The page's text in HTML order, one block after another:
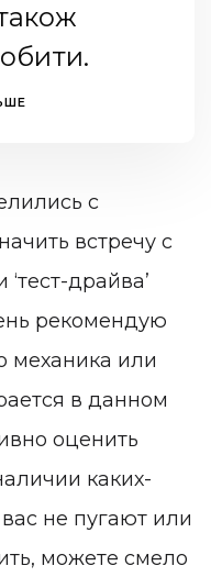
с
встречу с
драйва’
рекомендую
механика или
в данном
оценить
каких-
не пугают или
можете смело